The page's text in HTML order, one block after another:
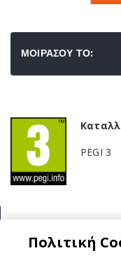
ΜΟΙΡΑΣΟΥ ΤΟ:
PEGI 3
SportsΠολιτική